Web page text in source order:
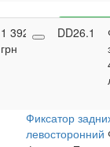
1 392,60
грн
Купить
DD26.1
Фиксатор
левосторонний